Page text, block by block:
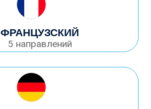
ФРАНЦУЗСКИЙ
5 направлений